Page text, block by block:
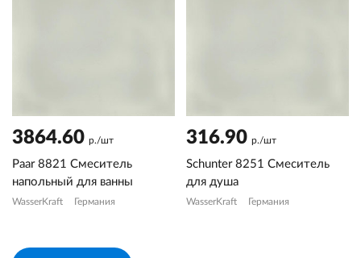
3864.60 р./шт
Paar 8821 Смеситель
напольный для ванны
WasserKraft Германия
316.90 р./шт
Schunter 8251 Смеситель
для душа
WasserKraft Германия